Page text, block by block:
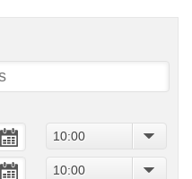
10:00
10:00